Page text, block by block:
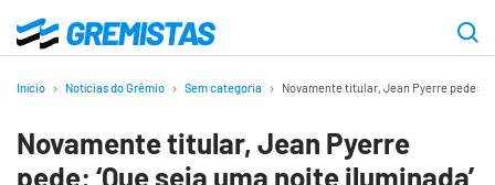
para
principal
Gremistas
Início Notícias do Grêmio Sem categoria Novamente titular, Jean Pyerre pede:
Novamente titular, Jean Pyerre
pede: ‘Que seja uma noite iluminada’